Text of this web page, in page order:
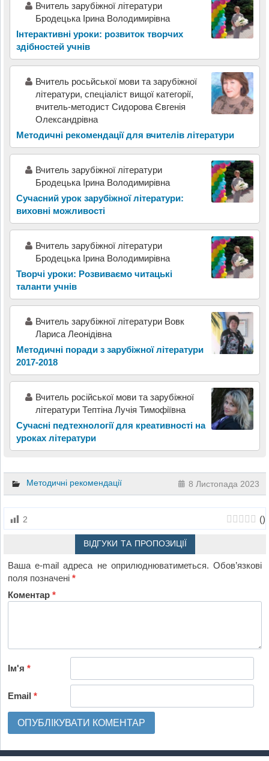
Вчитель зарубіжної літератури
Бродецька Ірина Володимирівна
Інтерактивні уроки: розвиток творчих
здібностей учнів
Вчитель росьйської мови та зарубіжної
літератури, спеціаліст вищої категорії,
вчитель-методист Сидорова Євгенія
Олександрівна
Методичні рекомендації для вчителів літератури
Вчитель зарубіжної літератури
Бродецька Ірина Володимирівна
Сучасний урок зарубіжної літератури:
виховні можливості
Вчитель зарубіжної літератури
Бродецька Ірина Володимирівна
Творчі уроки: Розвиваємо читацькі
таланти учнів
Вчитель зарубіжної літератури Вовк
Лариса Леонідівна
Методичні поради з зарубіжної літератури
2017-2018
Вчитель російської мови та зарубіжної
літератури Тептіна Лучія Тимофіївна
Сучасні педтехнології для креативності на
уроках літератури
Методичні рекомендації 8 Листопада 2023
2 ()
ВІДГУКИ ТА ПРОПОЗИЦІЇ
Ваша e-mail адреса не оприлюднюватиметься. Обов’язкові
поля позначені*
Коментар*
Ім'я*
Email*